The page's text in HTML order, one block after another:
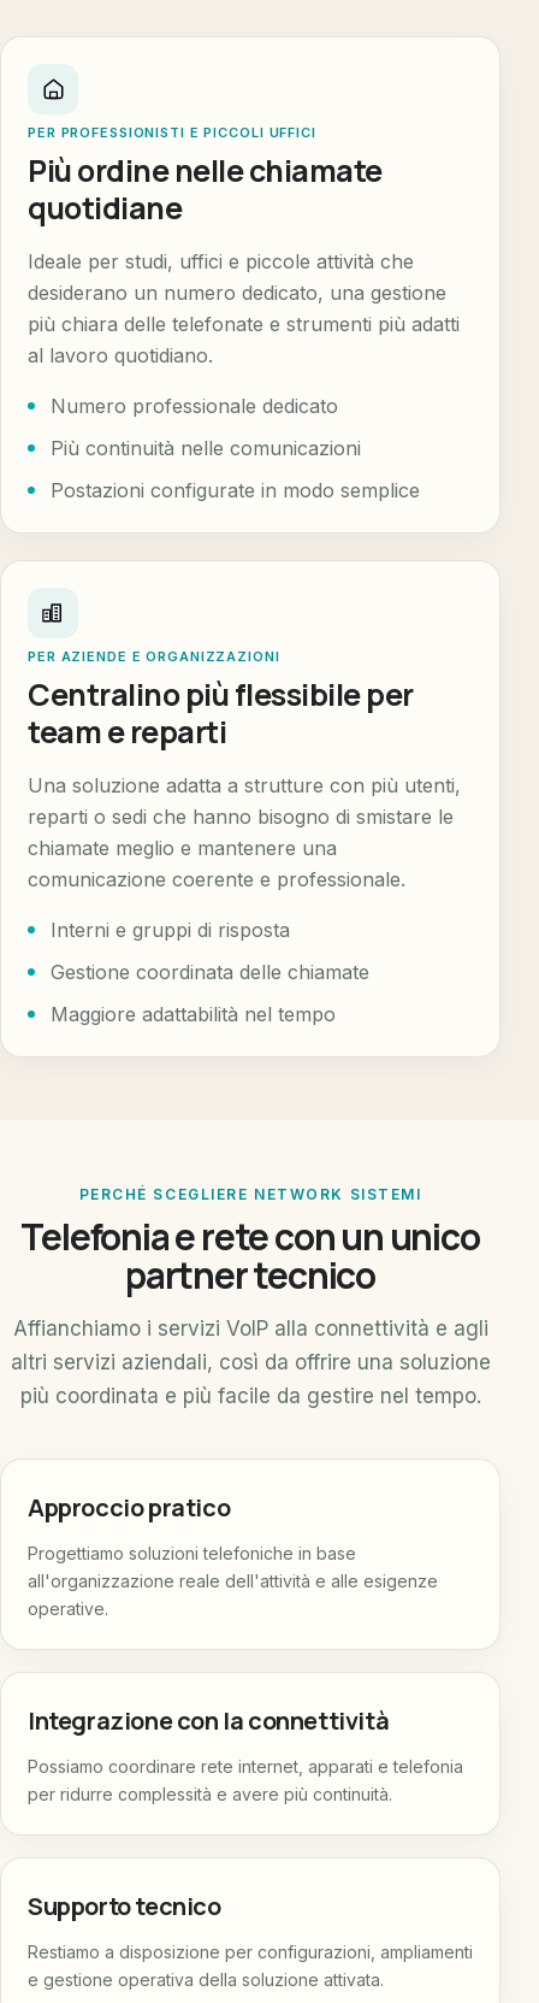
PER PROFESSIONISTI E PICCOLI UFFICI
Più ordine nelle chiamate
quotidiane
Ideale per studi, uffici e piccole attività che
desiderano un numero dedicato, una gestione
più chiara delle telefonate e strumenti più adatti
al lavoro quotidiano.
Numero professionale dedicato
Più continuità nelle comunicazioni
Postazioni configurate in modo semplice
PER AZIENDE E ORGANIZZAZIONI
Centralino più flessibile per
team e reparti
Una soluzione adatta a strutture con più utenti,
reparti o sedi che hanno bisogno di smistare le
chiamate meglio e mantenere una
comunicazione coerente e professionale.
Interni e gruppi di risposta
Gestione coordinata delle chiamate
Maggiore adattabilità nel tempo
PERCHÉ SCEGLIERE NETWORK SISTEMI
Telefonia e rete con un unico
partner tecnico
Affianchiamo i servizi VoIP alla connettività e agli
altri servizi aziendali, così da offrire una soluzione
più coordinata e più facile da gestire nel tempo.
Approccio pratico
Progettiamo soluzioni telefoniche in base
all'organizzazione reale dell'attività e alle esigenze
operative.
Integrazione con la connettività
Possiamo coordinare rete internet, apparati e telefonia
per ridurre complessità e avere più continuità.
Supporto tecnico
Restiamo a disposizione per configurazioni, ampliamenti
e gestione operativa della soluzione attivata.